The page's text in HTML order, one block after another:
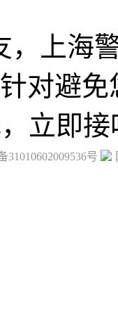
31010602009536号